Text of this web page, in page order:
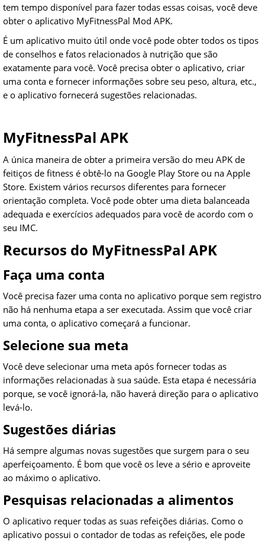
tem tempo disponível para fazer todas essas coisas, você deve
obter o aplicativo MyFitnessPal Mod APK.
É um aplicativo muito útil onde você pode obter todos os tipos
de conselhos e fatos relacionados à nutrição que são
exatamente para você. Você precisa obter o aplicativo, criar
uma conta e fornecer informações sobre seu peso, altura, etc.,
e o aplicativo fornecerá sugestões relacionadas.
MyFitnessPal APK
A única maneira de obter a primeira versão do meu APK de
feitiços de fitness é obtê-lo na Google Play Store ou na Apple
Store. Existem vários recursos diferentes para fornecer
orientação completa. Você pode obter uma dieta balanceada
adequada e exercícios adequados para você de acordo com o
seu IMC.
Recursos do MyFitnessPal APK
Faça uma conta
Você precisa fazer uma conta no aplicativo porque sem registro
não há nenhuma etapa a ser executada. Assim que você criar
uma conta, o aplicativo começará a funcionar.
Selecione sua meta
Você deve selecionar uma meta após fornecer todas as
informações relacionadas à sua saúde. Esta etapa é necessária
porque, se você ignorá-la, não haverá direção para o aplicativo
levá-lo.
Sugestões diárias
Há sempre algumas novas sugestões que surgem para o seu
aperfeiçoamento. É bom que você os leve a sério e aproveite
ao máximo o aplicativo.
Pesquisas relacionadas a alimentos
O aplicativo requer todas as suas refeições diárias. Como o
aplicativo possui o contador de todas as refeições, ele pode